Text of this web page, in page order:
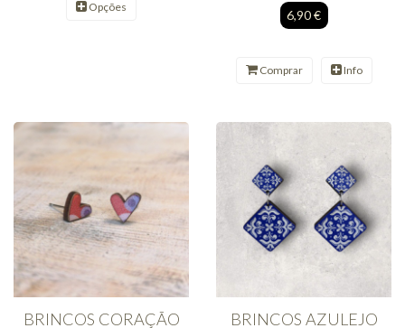
Opções
6,90 €
Comprar Info
BRINCOS CORAÇÃO
BRINCOS AZULEJO